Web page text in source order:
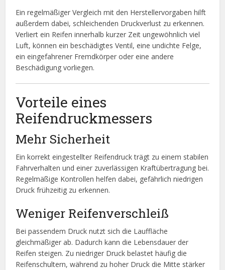
Ein regelmäßiger Vergleich mit den Herstellervorgaben hilft
außerdem dabei, schleichenden Druckverlust zu erkennen.
Verliert ein Reifen innerhalb kurzer Zeit ungewöhnlich viel
Luft, können ein beschädigtes Ventil, eine undichte Felge,
ein eingefahrener Fremdkörper oder eine andere
Beschädigung vorliegen.
Vorteile eines
Reifendruckmessers
Mehr Sicherheit
Ein korrekt eingestellter Reifendruck trägt zu einem stabilen
Fahrverhalten und einer zuverlässigen Kraftübertragung bei.
Regelmäßige Kontrollen helfen dabei, gefährlich niedrigen
Druck frühzeitig zu erkennen.
Weniger Reifenverschleiß
Bei passendem Druck nutzt sich die Lauffläche
gleichmäßiger ab. Dadurch kann die Lebensdauer der
Reifen steigen. Zu niedriger Druck belastet häufig die
Reifenschultern, während zu hoher Druck die Mitte stärker